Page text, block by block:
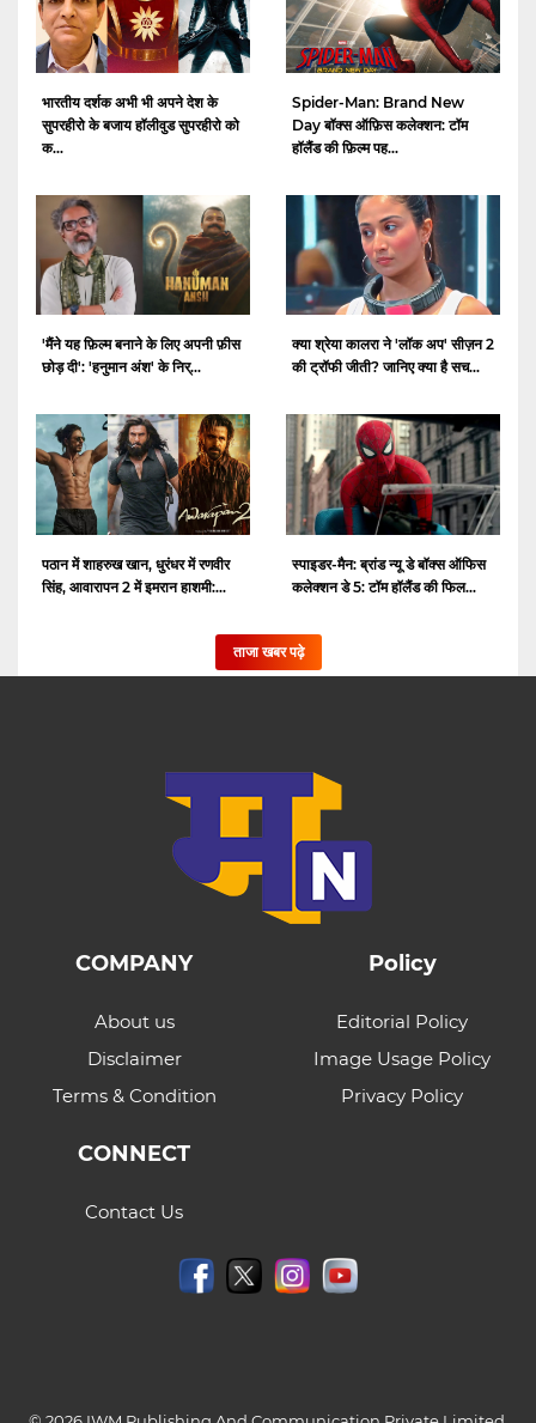
भारतीय दर्शक अभी भी अपने देश के
सुपरहीरो के बजाय हॉलीवुड सुपरहीरो को
क...
Spider-Man: Brand New
Day बॉक्स ऑफ़िस कलेक्शन: टॉम
हॉलैंड की फ़िल्म पह...
'मैंने यह फ़िल्म बनाने के लिए अपनी फ़ीस
छोड़ दी': 'हनुमान अंश' के निर्...
क्या श्रेया कालरा ने 'लॉक अप' सीज़न 2
की ट्रॉफी जीती? जानिए क्या है सच...
पठान में शाहरुख खान, धुरंधर में रणवीर
सिंह, आवारापन 2 में इमरान हाशमी:...
स्पाइडर-मैन: ब्रांड न्यू डे बॉक्स ऑफिस
कलेक्शन डे 5: टॉम हॉलैंड की फिल...
ताजा खबर पढ़े
COMPANY
About us
Disclaimer
Terms & Condition
Policy
Editorial Policy
Image Usage Policy
Privacy Policy
CONNECT
Contact Us